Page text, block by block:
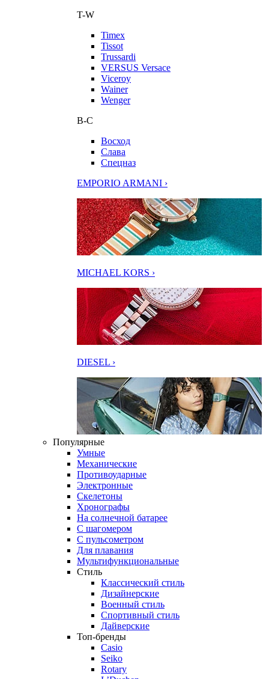
T-W
Timex
Tissot
Trussardi
VERSUS Versace
Viceroy
Wainer
Wenger
В-С
Восход
Слава
Спецназ
EMPORIO ARMANI ›
MICHAEL KORS ›
DIESEL ›
Популярные
Умные
Механические
Противоударные
Электронные
Скелетоны
Хронографы
На солнечной батарее
С шагомером
С пульсометром
Для плавания
Мультифункциональные
Стиль
Классический стиль
Дизайнерские
Военный стиль
Спортивный стиль
Дайверские
Топ-бренды
Casio
Seiko
Rotary